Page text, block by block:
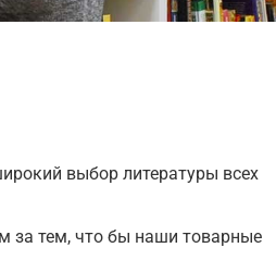
выбор литературы всех
за тем, что бы наши товарные